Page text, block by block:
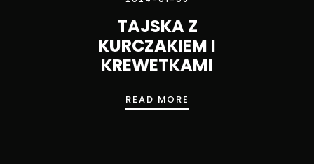
TAJSKA Z
KURCZAKIEM I
KREWETKAMI
READ MORE